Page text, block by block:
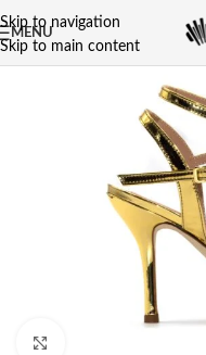
Skip to navigation
Skip to main content
MENU